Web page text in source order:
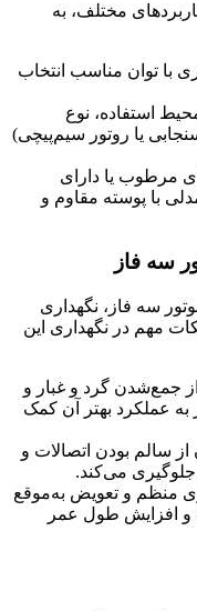
مختلف، به
با توان مناسب انتخاب
استفاده، نوع
یا روتور سیم‌پیچی)
مرطوب یا دارای
با پوسته مقاوم و
سه فاز، نگهداری
مهم در نگهداری این
جمع‌شدن گرد و غبار و
به عملکرد بهتر آن کمک
از سالم بودن اتصالات و
جلوگیری می‌کند.
منظم و تعویض به‌موقع
افزایش طول عمر